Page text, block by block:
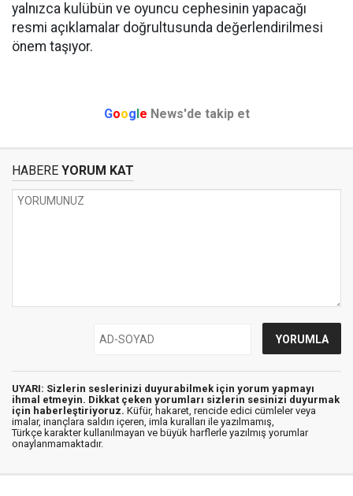
yalnızca kulübün ve oyuncu cephesinin yapacağı
resmi açıklamalar doğrultusunda değerlendirilmesi
önem taşıyor.
Google News'de takip et
HABERE YORUM KAT
UYARI: Sizlerin seslerinizi duyurabilmek için yorum yapmayı
ihmal etmeyin. Dikkat çeken yorumları sizlerin sesinizi duyurmak
için haberleştiriyoruz. Küfür, hakaret, rencide edici cümleler veya
imalar, inançlara saldırı içeren, imla kuralları ile yazılmamış,
Türkçe karakter kullanılmayan ve büyük harflerle yazılmış yorumlar
onaylanmamaktadır.